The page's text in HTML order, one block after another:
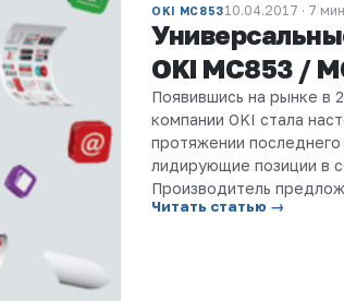
OKI MC85310.04.2017 · 7 мин
OKI MC853 /
Появившись на рынке в
компании OKI стала
протяжении
лидирующие позиции в
Производитель
Читать статью →